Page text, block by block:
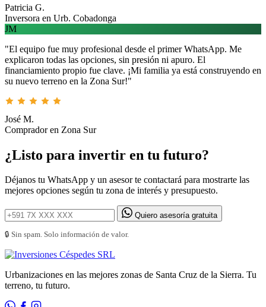
Patricia G.
Inversora en Urb. Cobadonga
JM
"El equipo fue muy profesional desde el primer WhatsApp. Me
explicaron todas las opciones, sin presión ni apuro. El
financiamiento propio fue clave. ¡Mi familia ya está construyendo en
su nuevo terreno en la Zona Sur!"
José M.
Comprador en Zona Sur
¿Listo para invertir en tu futuro?
Déjanos tu WhatsApp y un asesor te contactará para mostrarte las
mejores opciones según tu zona de interés y presupuesto.
Quiero asesoría gratuita
🔒 Sin spam. Solo información de valor.
Urbanizaciones en las mejores zonas de Santa Cruz de la Sierra. Tu
terreno, tu futuro.